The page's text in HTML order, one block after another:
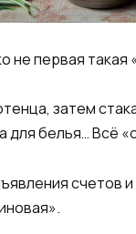
не первая такая
затем
для белья… Всё
счетов